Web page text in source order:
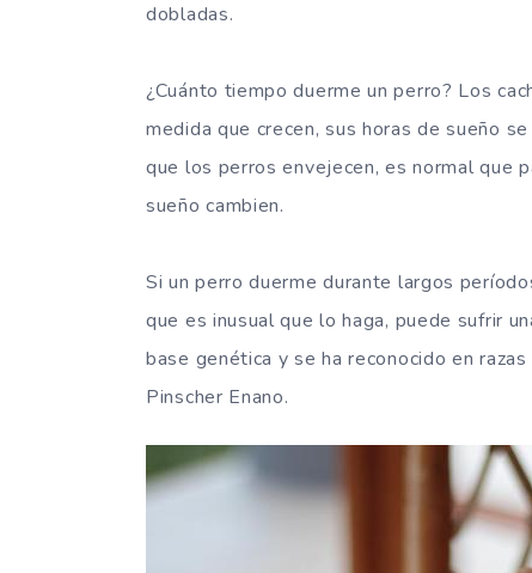
dobladas.
¿Cuánto tiempo duerme un perro? Los
medida que crecen, sus horas de sueño
que los perros envejecen, es normal que
sueño cambien.
Si un perro duerme durante largos
que es inusual que lo haga, puede sufrir
base genética y se ha reconocido en
Pinscher Enano.